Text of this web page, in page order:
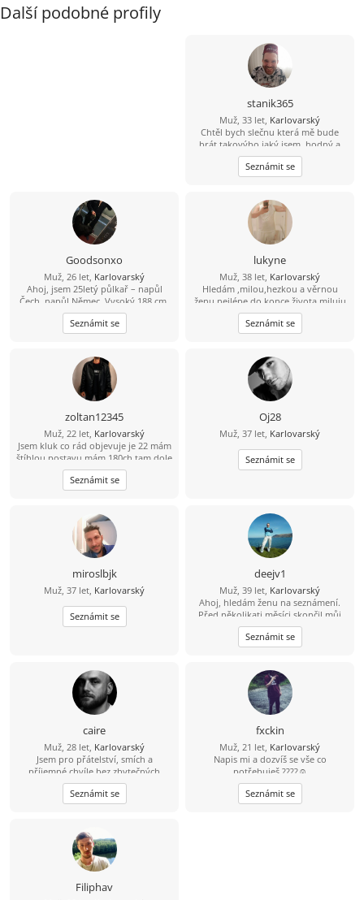
Další podobné profily
stanik365
Muž, 33 let, Karlovarský
Chtěl bych slečnu která mě bude
brát takovýho jaký jsem, hodný a
romantický a věrný a přátelský, jo a
ještě která by chtěla ještě se mnou
pět dětí.
Seznámit se
Goodsonxo
Muž, 26 let, Karlovarský
Ahoj, jsem 25letý půlkař – napůl
Čech, napůl Němec. Vysoký 188 cm,
86 kg. Rád beru ženu na příjemnou
večeři do restaurace a pak na dezert
domů. Hledám zralé, sympatické
pokud tě to zajímá.
Seznámit se
lukyne
Muž, 38 let, Karlovarský
Hledám ,milou,hezkou a věrnou
ženu nejlépe do konce života,miluju
přírodu,jízdu na kole, masáže,more,
sluníčko,poznávání nových zemí
Seznámit se
zoltan12345
Muž, 22 let, Karlovarský
Jsem kluk co rád objevuje je 22 mám
štíhlou postavu mám 180ch tam dole
to můžeš zjistit Chci ženu citu bude
brát vážně i když mám rád úchylne
správy jsem zadák
Seznámit se
Oj28
Muž, 37 let, Karlovarský
Seznámit se
miroslbjk
Muž, 37 let, Karlovarský
Seznámit se
deejv1
Muž, 39 let, Karlovarský
Ahoj, hledám ženu na seznámení.
Před několikati měsíci skončil můj
bývalí vztah. Teď chci potkat
kamarádku , milenku, ženu na vážný
vztah. Bydlím sám, a bydlím na
mám, čas si udělám :-), a odepíšu na
každou zprávu. Jestli chceš, napiš a
uvidíš ;-) .
Seznámit se
caire
Muž, 28 let, Karlovarský
Jsem pro přátelství, smích a
příjemné chvíle bez zbytečných
očekávání. Když přeskočí jiskra, tím
lépe. Když ne, aspoň si rozšíříme
obzory. Život je krátký na nudu.
Seznámit se
fxckin
Muž, 21 let, Karlovarský
Napis mi a dozvíš se vše co
potřebuješ ????☺️
Seznámit se
Filiphav